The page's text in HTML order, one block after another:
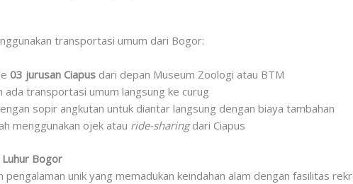
transportasi umum dari Bogor:
03 jurusan Ciapus dari depan Museum Zoologi atau BTM
ada transportasi umum langsung ke curug
sopir angkutan untuk diantar langsung dengan biaya tambahan
menggunakan ojek atau ride-sharingdari Ciapus
Bogor
pengalaman unik yang memadukan keindahan alam dengan fasilitas